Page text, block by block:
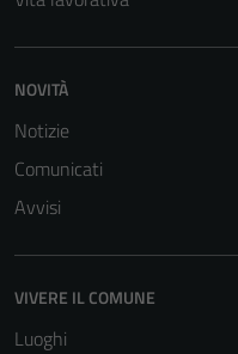
NOVITÀ
Notizie
Comunicati
Avvisi
VIVERE IL COMUNE
Luoghi